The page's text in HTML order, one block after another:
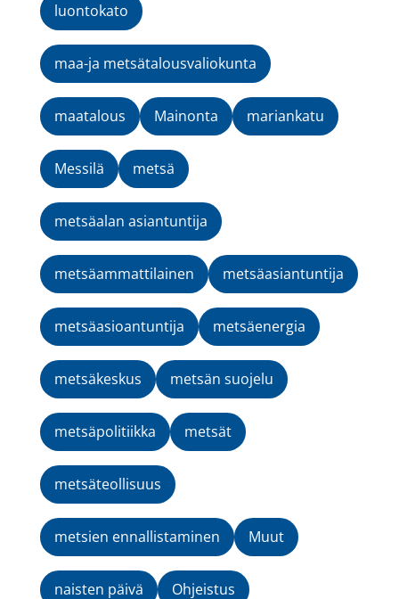
luontokato
maa-ja metsätalousvaliokunta
maatalous Mainonta mariankatu
Messilä metsä
metsäalan asiantuntija
metsäammattilainen metsäasiantuntija
metsäasioantuntija metsäenergia
metsäkeskus metsän suojelu
metsäpolitiikka metsät
metsäteollisuus
metsien ennallistaminen Muut
naisten päivä Ohjeistus